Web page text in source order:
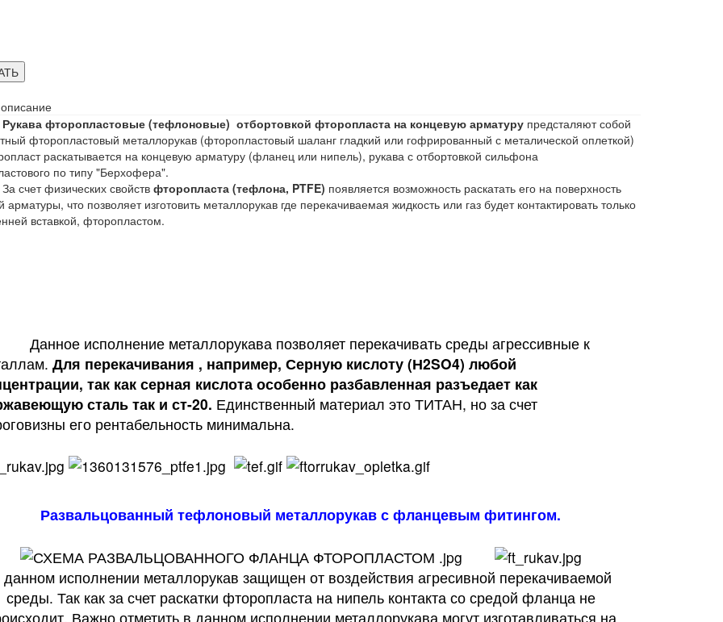
Рукава фторопластовые (тефлоновые) отбортовкой фторопласта на концевую арматуру предсталяют собой
фторопластовый металлорукав (фторопластовый шаланг гладкий или гофрированный с металической оплеткой)
раскатывается на концевую арматуру (фланец или нипель), рукава с отбортовкой сильфона
по типу "Берхофера".
физических свойств фторопласта (тефлона, PTFE) появляется возможность раскатать его на поверхность
арматуры, что позволяет изготовить металлорукав где перекачиваемая жидкость или газ будет контактировать только
вставкой, фторопластом.
исполнение металлорукава позволяет перекачивать среды агрессивные к
Для перекачивания , например, Серную кислоту (Н2SO4) любой
так как серная кислота особенно разбавленная разъедает как
сталь так и ст-20. Единственный материал это ТИТАН, но за счет
его рентабельность минимальна.
Развальцованный тефлоновый металлорукав с фланцевым фитингом.
исполнении металлорукав защищен от воздействия агресивной перекачиваемой
среды. Так как за счет раскатки фторопласта на нипель контакта со средой фланца не
Важно отметить в данном исполнении металлорукава могут изготавливаться на